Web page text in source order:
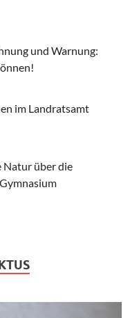
und Warnung:
im Landratsamt
Natur über die